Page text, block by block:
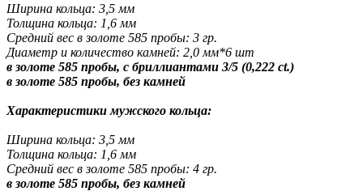
Ширина кольца: 3,5 мм
Толщина кольца: 1,6 мм
Средний вес в золоте 585 пробы: 3 гр.
Диаметр и количество камней: 2,0 мм*6 шт
в золоте 585 пробы, с бриллиантами 3/5 (0,222 ct.)
в золоте 585 пробы, без камней
Характеристики мужского кольца:
Ширина кольца: 3,5 мм
Толщина кольца: 1,6 мм
Средний вес в золоте 585 пробы: 4 гр.
в золоте 585 пробы, без камней